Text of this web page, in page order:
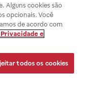
Alguns cookies são
opcionais. Você
de acordo com
e
todos os cookies